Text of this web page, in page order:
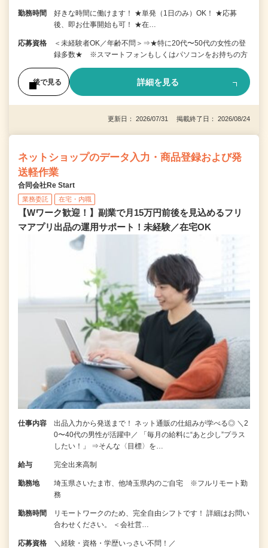
勤務時間
好きな時間に働けます！ ★単発（1日のみ）OK！ ★応募
後、即お仕事開始も可！ ★在…
応募資格
＜未経験者OK／年齢不問＞⇒★特に20代〜50代の女性の登
録多数★ ※スマートフォンもしくはパソコンをお持ちの方
後で見る 詳細を見る
更新日： 2026/07/31 掲載終了日： 2026/08/24
ネットショップのデータ入力・商品登録および発
送軽作業
合同会社Re Start
業務委託 在宅・内職
【Wワーク歓迎！】副業で月15万円前後を見込めるフリ
マアプリ出品の運用サポート！未経験／在宅OK
仕事内容
出品入力から発送まで！ ネット通販の仕組みが学べる◎ ＼2
0〜40代の男性が活躍中／ 「毎月の給料に“あと少し”プラス
したい！」 ⇒そんな〈目標〉を…
給与 完全出来高制
勤務地
埼玉県さいたま市、他埼玉県内のご自宅 ※フルリモート勤
務
勤務時間
リモートワークのため、完全自由シフトです！ 詳細はお問い
合わせください。 ＜会社営…
応募資格 ＼経験・資格・学歴いっさい不問！／